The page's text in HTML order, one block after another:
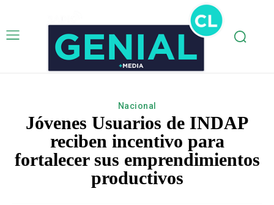
Nacional
Jóvenes Usuarios de INDAP
reciben incentivo para
fortalecer sus emprendimientos
productivos